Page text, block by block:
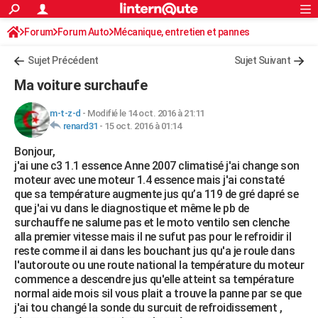
ACTUALITÉS
Politique
Société
Faits Divers
Education
Monde
Villes
+
FINANCE
Retraite
Impôts
Epargne
Immobilier
Risques naturels par ville
Banque
Assurance
Crédit
AUTO
Essais
Réserver un essai
Citadines
Berlines
SUV
Forum auto
+HIGH-TECH
Mobiles
Meilleur smartphone
Internet
Ordinateurs
Jeux vidéo
Guide high-tech
+BRICOLAGE
Forum
Aménagement intérieur
Extérieur
Cuisine
Salle de bains
Jardinage
Rangement
WEEK-END
Guides de France
Escapades
Patrimoine
Expositions
Musées
Week-end nature
LIFESTYLE
SANTE
Alimentation
Guide de la santé
Maladies
Médicaments
Sommeil
VOYAGE
Rechercher
S'inscrire
Connexion
Forum Forum Auto Mécanique, entretien et pannes
Sujet Précédent Sujet Suivant
Ma voiture surchaufe
m-t-z-d - Modifié le 14 oct. 2016 à 21:11
renard31 - 15 oct. 2016 à 01:14
Bonjour,
j'ai une c3 1.1 essence Anne 2007 climatisé j'ai change son
moteur avec une moteur 1.4 essence mais j'ai constaté
que sa température augmente jus qu’a 119 de gré dapré se
que j'ai vu dans le diagnostique et même le pb de
surchauffe ne salume pas et le moto ventilo sen clenche
alla premier vitesse mais il ne sufut pas pour le refroidir il
reste comme il ai dans les bouchant jus qu'a je roule dans
l'autoroute ou une route national la température du moteur
commence a descendre jus qu'elle atteint sa température
normal aide mois sil vous plait a trouve la panne par se que
j'ai tou changé la sonde du surcuit de refroidissement ,